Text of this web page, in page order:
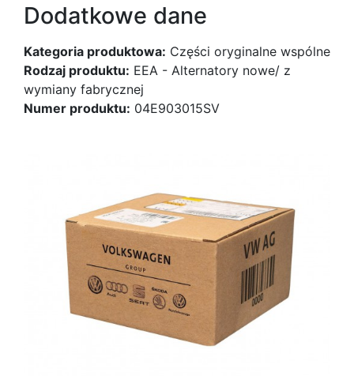
Dodatkowe dane
Kategoria produktowa: Części oryginalne wspólne
Rodzaj produktu: EEA - Alternatory nowe/ z
wymiany fabrycznej
Numer produktu: 04E903015SV